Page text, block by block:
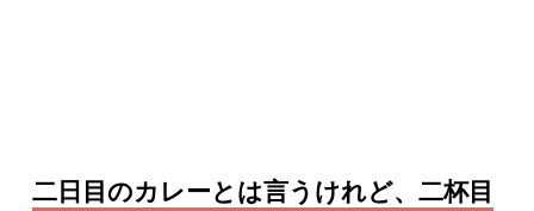
二日目のカレーとは言うけれど、二杯目